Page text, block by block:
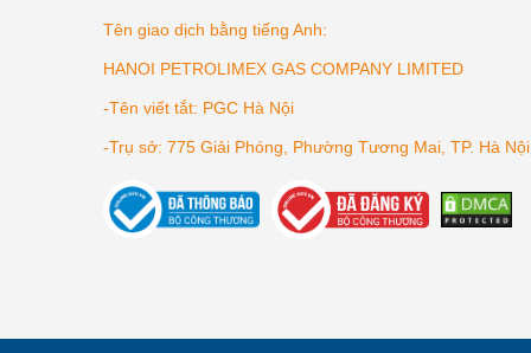
Tên giao dịch bằng tiếng Anh:
HANOI PETROLIMEX GAS COMPANY LIMITED
-Tên viết tắt: PGC Hà Nội
-Trụ sở: 775 Giải Phóng, Phường Tương Mai, TP. Hà Nội